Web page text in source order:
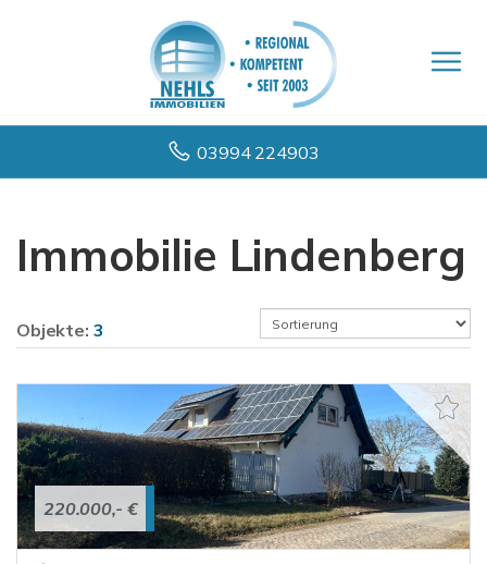
03994 224903
Immobilie Lindenberg
Objekte: 3
220.000,- €